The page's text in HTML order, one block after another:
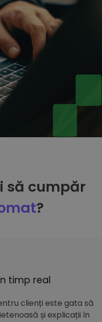
să cumpăr
?
timp real
clienți este gata să
și explicații în